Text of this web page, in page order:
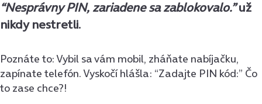
“Nesprávny PIN, zariadene sa zablokovalo.”už
nikdy nestretli.
Poznáte to: Vybil sa vám mobil, zháňate nabíjačku,
zapínate telefón. Vyskočí hlášla: “Zadajte PIN kód:” Čo
to zase chce?!